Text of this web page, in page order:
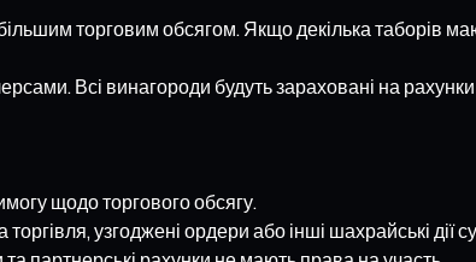
торговим обсягом. Якщо декілька таборів
Всі винагороди будуть зараховані на
щодо торгового обсягу.
узгоджені ордери або інші шахрайські дії